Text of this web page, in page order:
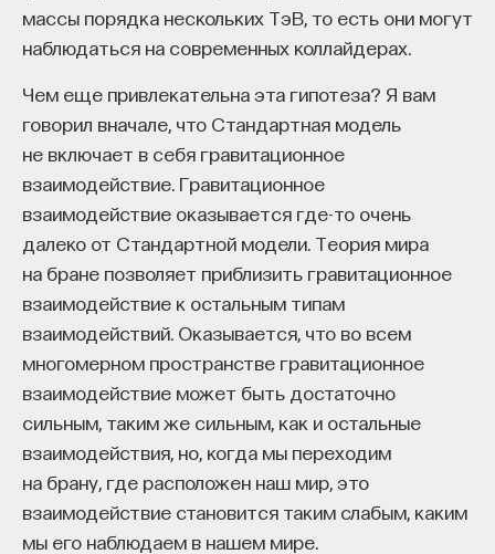
массы порядка нескольких ТэВ, то есть они могут
наблюдаться на современных коллайдерах.
Чем еще привлекательна эта гипотеза? Я вам
говорил вначале, что Стандартная модель
не включает в себя гравитационное
взаимодействие. Гравитационное
взаимодействие оказывается где-то очень
далеко от Стандартной модели. Теория мира
на бране позволяет приблизить гравитационное
взаимодействие к остальным типам
взаимодействий. Оказывается, что во всем
многомерном пространстве гравитационное
взаимодействие может быть достаточно
сильным, таким же сильным, как и остальные
взаимодействия, но, когда мы переходим
на брану, где расположен наш мир, это
взаимодействие становится таким слабым, каким
мы его наблюдаем в нашем мире.
Групповая робототехника строится на создании
сложных вещей из маленьких простых элементов.
перспективное направление, поскольку оно
совмещает взаимовыгодную комбинацию
групповой робототехники и эволюционных
вычислений. Однако эта сфера пока еще мало
изучена, поскольку сложно обустроить
необходимые структуры. Наиболее интересным
подвидом эволюционной групповой
робототехники является использование
непрерывной встроенной эволюции в реальных
роботах. Это значит, что эволюционный алгоритм
управляет всеми роботами одновременно
в режиме реального времени. Тут достаточно
много технических нюансов, поскольку это
требует хорошей нецентрализованной
коммуникации и длительного времени действия.